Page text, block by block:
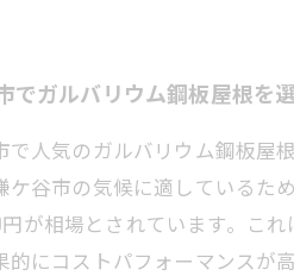
でガルバリウム鋼板屋根を
で人気のガルバリウム鋼板屋
ケ谷市の気候に適しているた
円が相場とされています。こ
的にコストパフォーマンスが